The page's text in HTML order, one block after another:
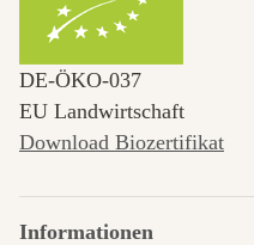
DE‑ÖKO‑037
EU Landwirtschaft
Download Biozertifikat
Informationen